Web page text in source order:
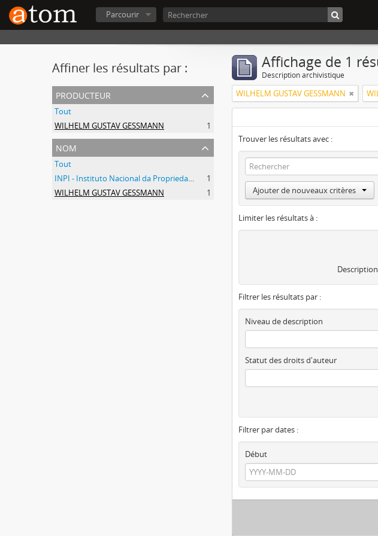
Parcourir
Affiner les résultats par :
producteur
Tout
WILHELM GUSTAV GESSMANN
1
nom
Tout
INPI - Instituto Nacional da Propriedade Industrial
1
WILHELM GUSTAV GESSMANN
1
Affichage de 1
Description archivistique
WILHELM GUSTAV GESSMANN
Trouver les résultats avec :
Ajouter de nouveaux critères
Limiter les résultats à :
Filtrer les résultats par :
Niveau de description
Statut des droits d'auteur
Filtrer par dates :
Début